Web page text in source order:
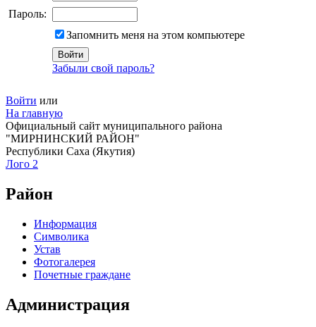
Пароль:
Запомнить меня на этом компьютере
Забыли свой пароль?
Войти или
На главную
Официальный сайт муниципального района
"МИРНИНСКИЙ РАЙОН"
Республики Саха (Якутия)
Лого 2
Район
Информация
Символика
Устав
Фотогалерея
Почетные граждане
Администрация